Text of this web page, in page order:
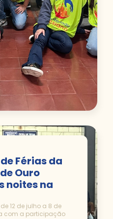
Férias da
Ouro
noites na
12 de julho a 8 de
com a participação